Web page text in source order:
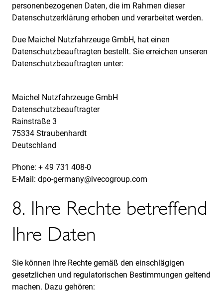
personenbezogenen Daten, die im Rahmen dieser
Datenschutzerklärung erhoben und verarbeitet werden.
Due Maichel Nutzfahrzeuge GmbH, hat einen
Datenschutzbeauftragten bestellt. Sie erreichen unseren
Datenschutzbeauftragten unter:
Maichel Nutzfahrzeuge GmbH
Datenschutzbeauftragter
Rainstraße 3
75334 Straubenhardt
Deutschland
Phone: + 49 731 408-0
E-Mail: dpo-germany@ivecogroup.com
8. Ihre Rechte betreffend
Ihre Daten
Sie können Ihre Rechte gemäß den einschlägigen
gesetzlichen und regulatorischen Bestimmungen geltend
machen. Dazu gehören: